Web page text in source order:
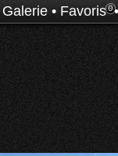
Galerie • Favoris0